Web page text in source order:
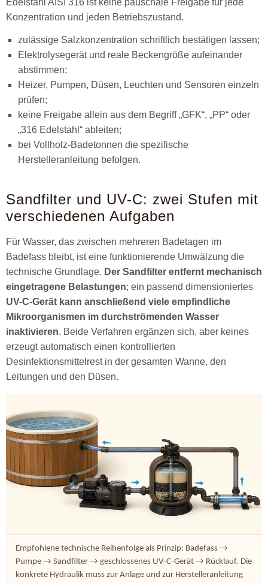
Konzentration und jeden Betriebszustand.
zulässige Salzkonzentration schriftlich bestätigen lassen;
Elektrolysegerät und reale Beckengröße aufeinander
abstimmen;
Heizer, Pumpen, Düsen, Leuchten und Sensoren einzeln
prüfen;
keine Freigabe allein aus dem Begriff „GFK“, „PP“ oder
„316 Edelstahl“ ableiten;
bei Vollholz-Badetonnen die spezifische
Herstelleranleitung befolgen.
Sandfilter und UV-C: zwei Stufen mit
verschiedenen Aufgaben
Für Wasser, das zwischen mehreren Badetagen im
Badefass bleibt, ist eine funktionierende Umwälzung die
technische Grundlage. Der Sandfilter entfernt mechanisch
eingetragene Belastungen; ein passend dimensioniertes
UV-C-Gerät kann anschließend viele empfindliche
Mikroorganismen im durchströmenden Wasser
inaktivieren. Beide Verfahren ergänzen sich, aber keines
erzeugt automatisch einen kontrollierten
Desinfektionsmittelrest in der gesamten Wanne, den
Leitungen und den Düsen.
Empfohlene technische Reihenfolge als Prinzip: Badefass →
Pumpe → Sandfilter → geschlossenes UV-C-Gerät → Rücklauf. Die
konkrete Hydraulik muss zur Anlage und zur Herstelleranleitung